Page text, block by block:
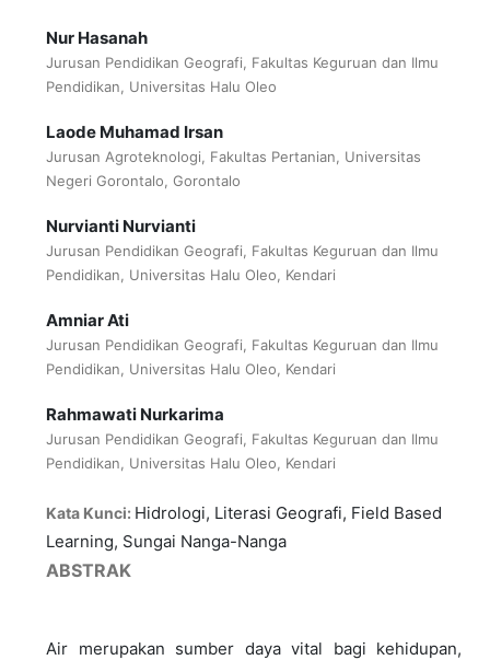
Nur Hasanah
Jurusan Pendidikan Geografi, Fakultas Keguruan dan Ilmu
Pendidikan, Universitas Halu Oleo
Laode Muhamad Irsan
Jurusan Agroteknologi, Fakultas Pertanian, Universitas
Negeri Gorontalo, Gorontalo
Nurvianti Nurvianti
Jurusan Pendidikan Geografi, Fakultas Keguruan dan Ilmu
Pendidikan, Universitas Halu Oleo, Kendari
Amniar Ati
Jurusan Pendidikan Geografi, Fakultas Keguruan dan Ilmu
Pendidikan, Universitas Halu Oleo, Kendari
Rahmawati Nurkarima
Jurusan Pendidikan Geografi, Fakultas Keguruan dan Ilmu
Pendidikan, Universitas Halu Oleo, Kendari
Kata Kunci: Hidrologi, Literasi Geografi, Field Based
Learning, Sungai Nanga-Nanga
ABSTRAK
Air merupakan sumber daya vital bagi kehidupan,